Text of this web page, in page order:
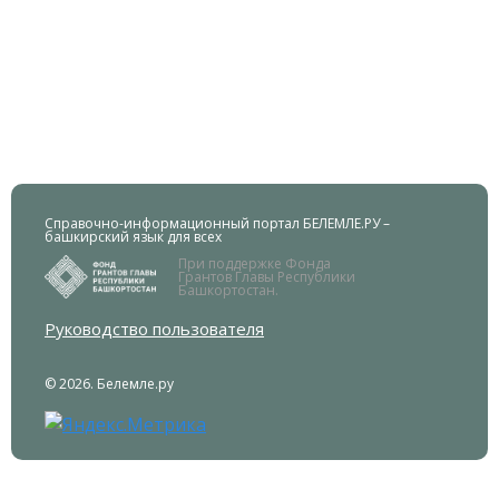
Справочно-информационный портал БЕЛЕМЛЕ.РУ –
башкирский язык для всех
При поддержке Фонда
Грантов Главы Республики
Башкортостан.
Руководство пользователя
© 2026. Белемле.ру